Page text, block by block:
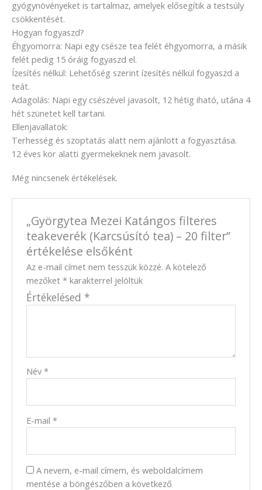
gyógynövényeket is tartalmaz, amelyek elősegítik a testsúly
csökkentését.
Hogyan fogyaszd?
Éhgyomorra: Napi egy csésze tea felét éhgyomorra, a másik
felét pedig 15 óráig fogyaszd el.
Ízesítés nélkül: Lehetőség szerint ízesítés nélkül fogyaszd a
teát.
Adagolás: Napi egy csészével javasolt, 12 hétig iható, utána 4
hét szünetet kell tartani.
Ellenjavallatok:
Terhesség és szoptatás alatt nem ajánlott a fogyasztása.
12 éves kor alatti gyermekeknek nem javasolt.
Még nincsenek értékelések.
„Györgytea Mezei Katángos filteres
teakeverék (Karcsúsító tea) – 20 filter”
értékelése elsőként
Az e-mail címet nem tesszük közzé. A kötelező
mezőket* karakterrel jelöltük
Értékelésed *
Név*
E-mail*
A nevem, e-mail címem, és weboldalcímem
mentése a böngészőben a következő